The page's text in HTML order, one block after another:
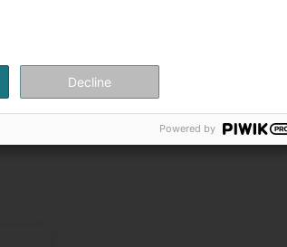
Decline
Powered by